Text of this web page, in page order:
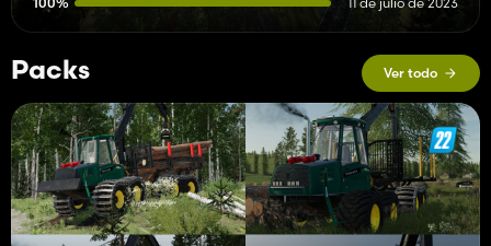
Packs Ver todo